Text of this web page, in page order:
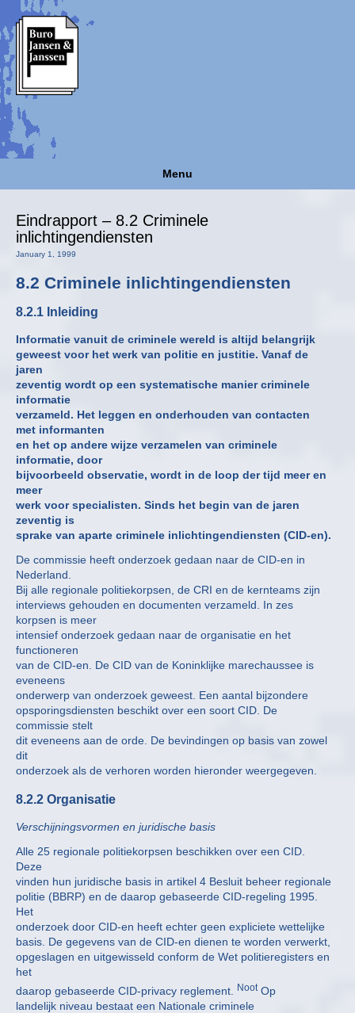
Menu
Eindrapport – 8.2 Criminele
inlichtingendiensten
January 1, 1999
8.2 Criminele inlichtingendiensten
8.2.1 Inleiding
Informatie vanuit de criminele wereld is altijd belangrijk
geweest voor het werk van politie en justitie. Vanaf de
jaren
zeventig wordt op een systematische manier criminele
informatie
verzameld. Het leggen en onderhouden van contacten
met informanten
en het op andere wijze verzamelen van criminele
informatie, door
bijvoorbeeld observatie, wordt in de loop der tijd meer en
meer
werk voor specialisten. Sinds het begin van de jaren
zeventig is
sprake van aparte criminele inlichtingendiensten (CID-en).
De commissie heeft onderzoek gedaan naar de CID-en in
Nederland.
Bij alle regionale politiekorpsen, de CRI en de kernteams zijn
interviews gehouden en documenten verzameld. In zes
korpsen is meer
intensief onderzoek gedaan naar de organisatie en het
functioneren
van de CID-en. De CID van de Koninklijke marechaussee is
eveneens
onderwerp van onderzoek geweest. Een aantal bijzondere
opsporingsdiensten beschikt over een soort CID. De
commissie stelt
dit eveneens aan de orde. De bevindingen op basis van zowel
dit
onderzoek als de verhoren worden hieronder weergegeven.
8.2.2 Organisatie
Verschijningsvormen en juridische basis
Alle 25 regionale politiekorpsen beschikken over een CID.
Deze
vinden hun juridische basis in artikel 4 Besluit beheer regionale
politie (BBRP) en de daarop gebaseerde CID-regeling 1995.
Het
onderzoek door CID-en heeft echter geen expliciete wettelijke
basis. De gegevens van de CID-en dienen te worden verwerkt,
opgeslagen en uitgewisseld conform de Wet politieregisters en
het
daarop gebaseerde CID-privacy reglement.
NootOp
landelijk niveau bestaat een Nationale criminele